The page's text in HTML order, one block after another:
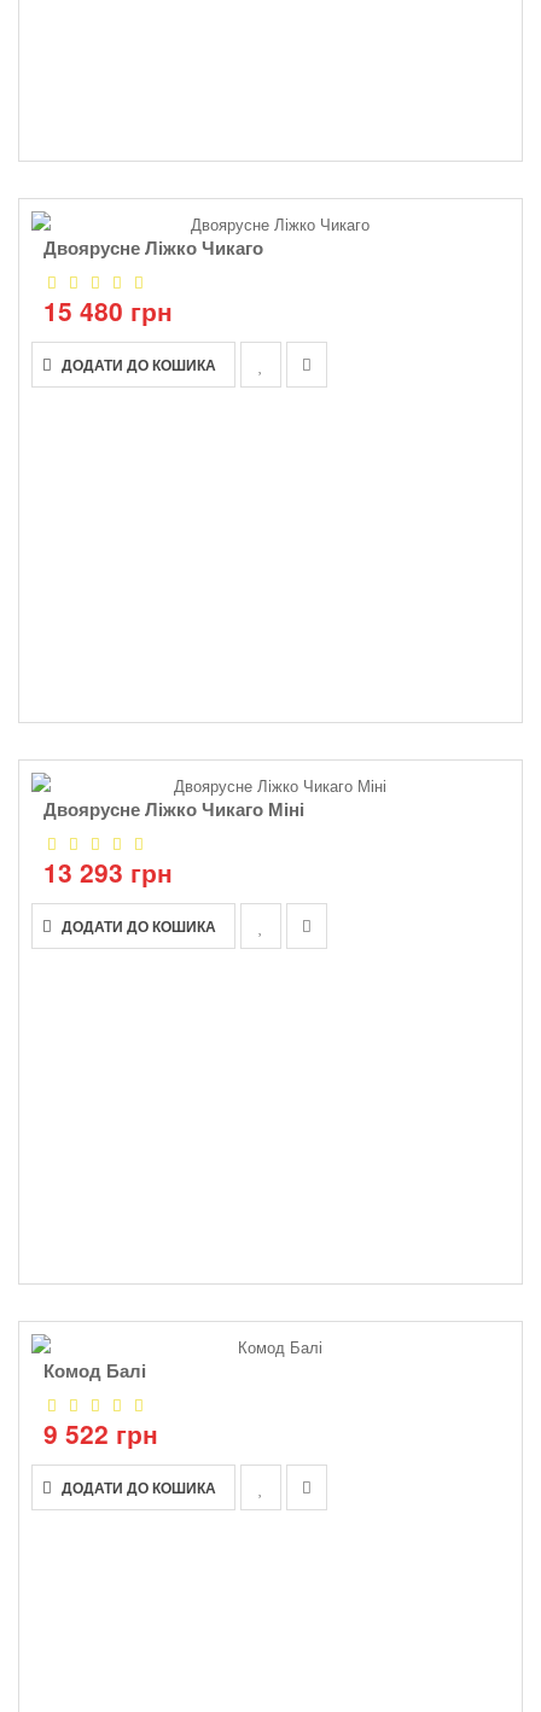
Двоярусне Ліжко Чикаго
15 480 грн
ДОДАТИ ДО КОШИКА
Двоярусне Ліжко Чикаго Міні
13 293 грн
ДОДАТИ ДО КОШИКА
Комод Балі
9 522 грн
ДОДАТИ ДО КОШИКА